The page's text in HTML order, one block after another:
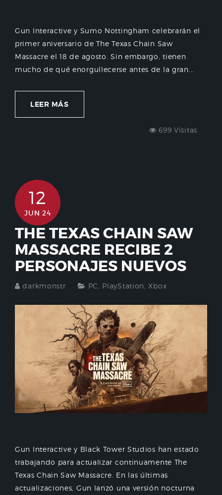
Gun Interactive y Sumo Nottingham celebrarán el
primer aniversario de The Texas Chain Saw
Massacre el 18 de agosto. Sin embargo, tienen
mucho de qué enorgullecerse antes de la gran...
LEER MÁS
699 Visitas
12
JUN 24
THE TEXAS CHAIN SAW
MASSACRE RECIBE 2
PERSONAJES NUEVOS
darkmonstr PC PlayStation Xbox
Gun Interactive y Black Tower Studios han estado
trabajando para actualizar continuamente The
Texas Chain Saw Massacre. En las últimas
actualizaciones, Gun lanzó una versión nocturna